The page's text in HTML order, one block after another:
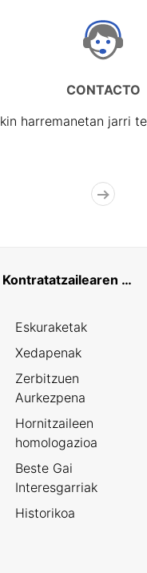
CONTACTO
harremanetan jarri
Kontratatzailearen profila
Eskuraketak
Xedapenak
Zerbitzuen
Aurkezpena
Hornitzaileen
homologazioa
Beste Gai
Interesgarriak
Historikoa